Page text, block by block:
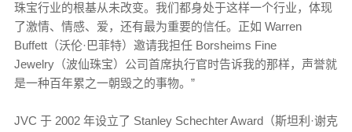
珠宝行业的根基从未改变。我们都身处于这样一个行业，体现
了激情、情感、爱，还有最为重要的信任。正如 Warren
Buffett（沃伦·巴菲特）邀请我担任 Borsheims Fine
Jewelry（波仙珠宝）公司首席执行官时告诉我的那样，声誉就
是一种百年累之一朝毁之的事物。”
JVC 于 2002 年设立了 Stanley Schechter Award（斯坦利·谢克